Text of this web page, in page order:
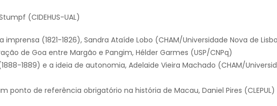
(CIDEHUS-UAL)
imprensa (1821-1826), Sandra Ataíde Lobo (CHAM/Universidade Nova de
de Goa entre Margão e Pangim, Hélder Garmes (USP/CNPq)
1889) e a ideia de autonomia, Adelaide Vieira Machado (CHAM/
ponto de referência obrigatório na história de Macau, Daniel Pires (CLEPUL)